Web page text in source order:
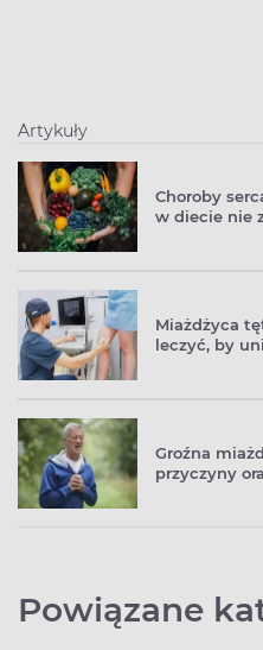
Artykuły
Choroby
w diecie nie
Miażdżyca
leczyć, by
Groźna
przyczyny
Powiązane